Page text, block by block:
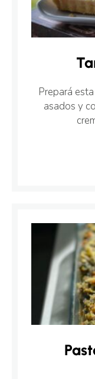
Prepará
asados y